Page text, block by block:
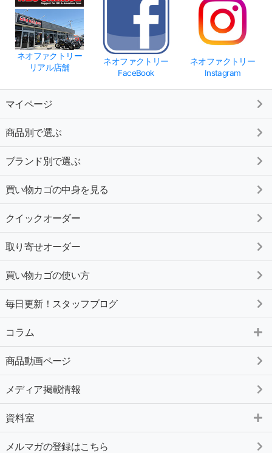
ネオファクトリー
リアル店舗
ネオファクトリー
FaceBook
ネオファクトリー
Instagram
マイページ
商品別で選ぶ
ブランド別で選ぶ
買い物カゴの中身を見る
クイックオーダー
取り寄せオーダー
買い物カゴの使い方
毎日更新！スタッフブログ
コラム
商品動画ページ
メディア掲載情報
資料室
メルマガの登録はこちら